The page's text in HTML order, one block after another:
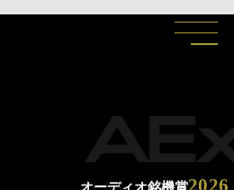
2026